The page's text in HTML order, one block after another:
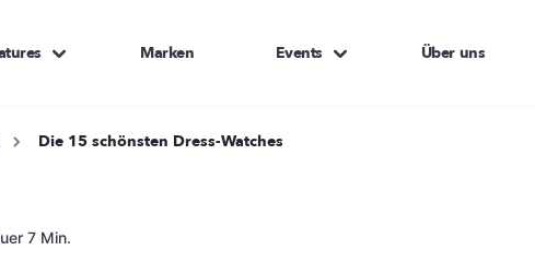
Marken Events Über uns
Die 15 schönsten Dress-Watches
7 Min.